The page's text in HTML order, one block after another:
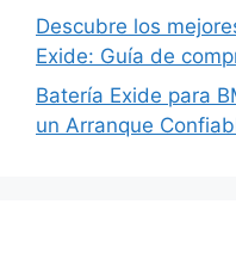
Descubre los
Exide: Guía de
Batería Exide para
un Arranque